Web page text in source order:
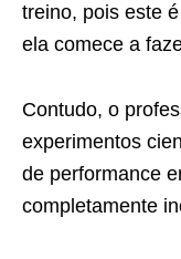
treino, pois este
ela comece a
Contudo, o
experimentos
de performance
completamente